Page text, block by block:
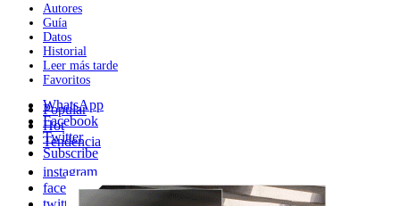
Autores
Guía
Datos
Historial
Leer más tarde
Favoritos
Popular
Hot
Tendencia
instagram
facebook
WhatsApp
Facebook
Twitter
Subscribe